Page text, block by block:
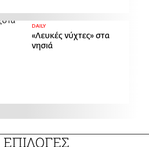
DAILY
«Λευκές νύχτες» στα
νησιά
ΕΠΙΛΟΓΕΣ